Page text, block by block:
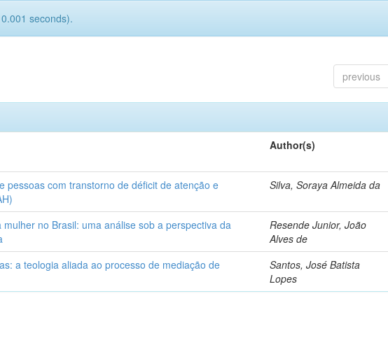
seconds).
previous
Author(s)
pessoas com transtorno de déficit de atenção e
Silva, Soraya Almeida da
mulher no Brasil: uma análise sob a perspectiva da
Resende Junior, João
Alves de
a teologia aliada ao processo de mediação de
Santos, José Batista
Lopes